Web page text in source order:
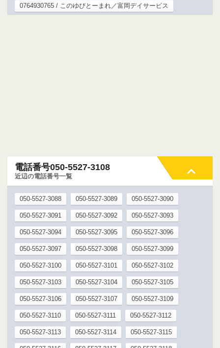
0764930765 / このゆびとーまれ／富岡デイサービス
電話番号050-5527-3108
近辺の電話番号一覧
050-5527-3088 050-5527-3089 050-5527-3090
050-5527-3091 050-5527-3092 050-5527-3093
050-5527-3094 050-5527-3095 050-5527-3096
050-5527-3097 050-5527-3098 050-5527-3099
050-5527-3100 050-5527-3101 050-5527-3102
050-5527-3103 050-5527-3104 050-5527-3105
050-5527-3106 050-5527-3107 050-5527-3109
050-5527-3110 050-5527-3111 050-5527-3112
050-5527-3113 050-5527-3114 050-5527-3115